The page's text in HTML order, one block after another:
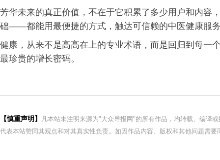
芳华未来的真正价值，不在于它积累了多少用户和内
础——都能用最便捷的方式，触达可信赖的中医健康服
健康，从来不是高高在上的专业术语，而是回归到每一
最珍贵的增长密码。
【慎重声明】
凡本站未注明来源为"大众导报网"的所有作品，均转载、编译
代表本站赞同其观点和对其真实性负责。如因作品内容、版权和其他问题需